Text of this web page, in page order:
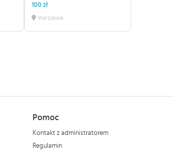
100 zł
Warszawa
Pomoc
Kontakt z administratorem
Regulamin